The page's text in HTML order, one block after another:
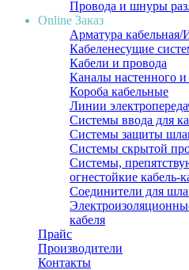
Провода и шнуры
Online Заказ
Арматура
Кабеленесущие
Кабели и провода
Каналы настенного
Короба кабельные
Линии
Системы ввода для
Системы защиты
Системы скрытой
Системы,
огнестойкие кабель-
Соединители для
кабеля
Прайс
Производители
Контакты